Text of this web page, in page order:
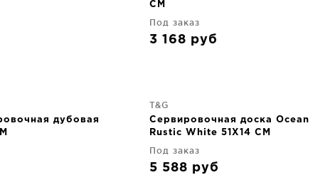
CM
Под заказ
3 168 руб
дубовая
T&G
Cервировочная доска Ocean
Rustic White 51X14 CM
Под заказ
5 588 руб